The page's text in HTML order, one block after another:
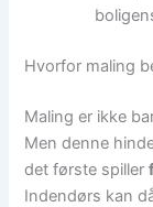
Hvorfor maling
Maling er ikke
Men denne
det første spiller
Indendørs kan